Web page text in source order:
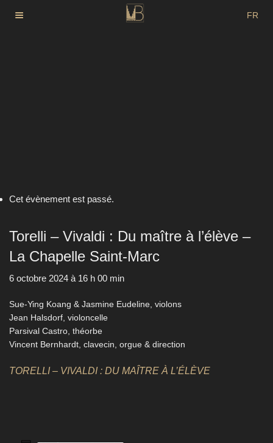
FR
Cet évènement est passé.
Torelli – Vivaldi : Du maître à l’élève –
La Chapelle Saint-Marc
6 octobre 2024 à 16 h 00 min
Sue-Ying Koang & Jasmine Eudeline, violons
Jean Halsdorf, violoncelle
Parsival Castro, théorbe
Vincent Bernhardt, clavecin, orgue & direction
TORELLI – VIVALDI : DU MAÎTRE À L’ÉLÈVE